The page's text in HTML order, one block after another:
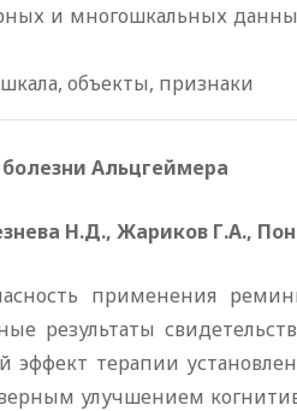
и многошкальных
объекты, признаки
Альцгеймера
Н.Д., Жариков Г.А.,
применения
результаты
терапии
улучшением